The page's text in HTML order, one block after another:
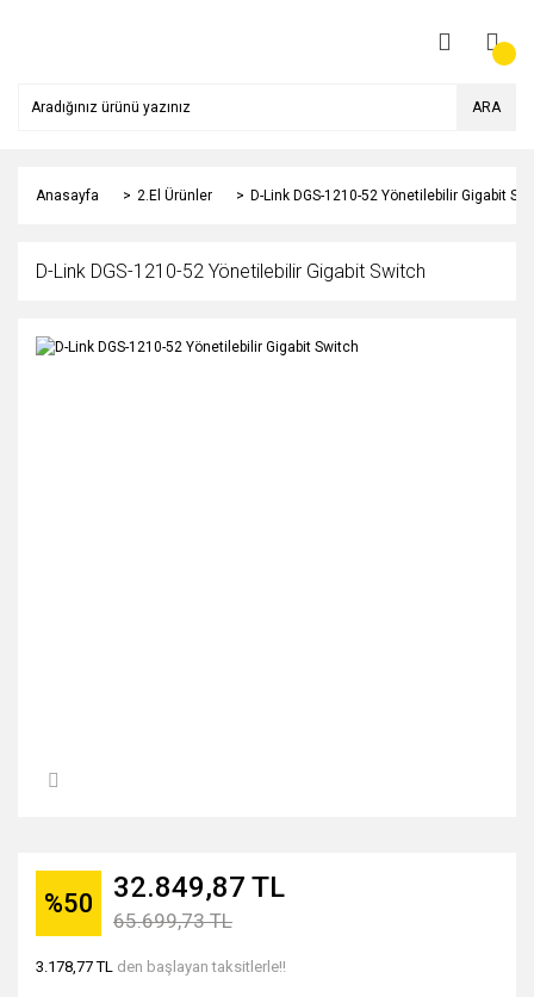
ARA
Anasayfa 2.El Ürünler D-Link DGS-1210-52 Yönetilebilir Gigabit
D-Link DGS-1210-52 Yönetilebilir Gigabit Switch
%50 32.849,87 TL
65.699,73 TL
3.178,77 TL den başlayan taksitlerle!!